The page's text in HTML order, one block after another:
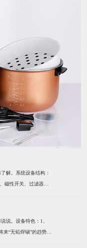
解。系统设备结构：
统设备箱、电箱、定
说。设备特色：1、
“无铅焊锡”的趋势所